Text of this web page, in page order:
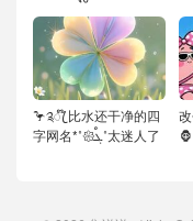
🦩༉ꦿ໊ 比水还干净的四
字网名*˚𑁍ࠬܓ˚太迷人了
🦍